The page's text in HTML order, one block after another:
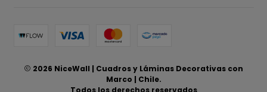
2026 NiceWall | Cuadros y Láminas Decorativas con
Marco | Chile.
Todos los derechos reservados